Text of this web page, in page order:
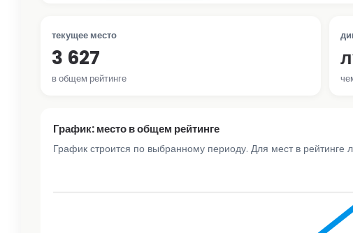
текущее место
3 627
в общем рейтинге
График: место в общем рейтинге
График строится по выбранному периоду. Для мест в